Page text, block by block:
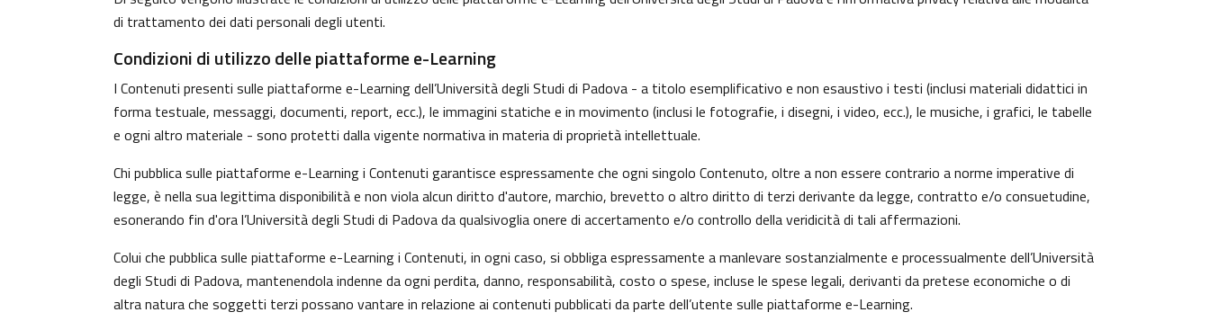
di trattamento dei dati personali degli utenti.
Condizioni di utilizzo delle piattaforme e-Learning
I Contenuti presenti sulle piattaforme e-Learning dell’Università degli Studi di Padova - a titolo esemplificativo e non esaustivo i testi (inclusi materiali didattici in
forma testuale, messaggi, documenti, report, ecc.), le immagini statiche e in movimento (inclusi le fotografie, i disegni, i video, ecc.), le musiche, i grafici, le tabelle
e ogni altro materiale - sono protetti dalla vigente normativa in materia di proprietà intellettuale.
Chi pubblica sulle piattaforme e-Learning i Contenuti garantisce espressamente che ogni singolo Contenuto, oltre a non essere contrario a norme imperative di
legge, è nella sua legittima disponibilità e non viola alcun diritto d'autore, marchio, brevetto o altro diritto di terzi derivante da legge, contratto e/o consuetudine,
esonerando fin d'ora l’Università degli Studi di Padova da qualsivoglia onere di accertamento e/o controllo della veridicità di tali affermazioni.
Colui che pubblica sulle piattaforme e-Learning i Contenuti, in ogni caso, si obbliga espressamente a manlevare sostanzialmente e processualmente dell’Università
degli Studi di Padova, mantenendola indenne da ogni perdita, danno, responsabilità, costo o spese, incluse le spese legali, derivanti da pretese economiche o di
altra natura che soggetti terzi possano vantare in relazione ai contenuti pubblicati da parte dell’utente sulle piattaforme e-Learning.